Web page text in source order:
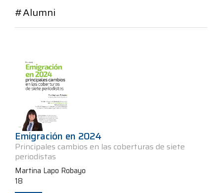
#Alumni
Emigración en 2024
Principales cambios en las coberturas de siete
periodistas
Martina Lapo Robayo
18